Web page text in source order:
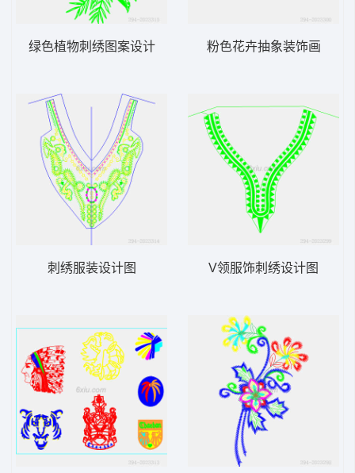
绿色植物刺绣图案设计
刺绣服装设计图
粉色花卉抽象装饰画
V领服饰刺绣设计图